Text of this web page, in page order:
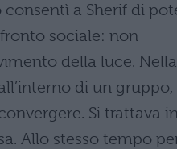
a Sherif di
sociale: non
della luce. Nella
di un gruppo,
Si trattava
Allo stesso tempo